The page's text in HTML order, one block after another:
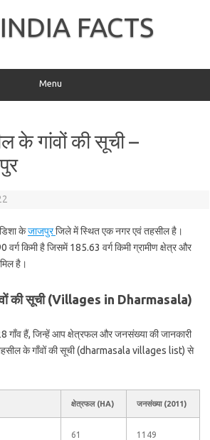
FACTS
Menu
के गांवों की सूची –
केजाजपुरजिले में स्थित एक नगर एवं तहसील है।
किमी है जिसमें 185.63 वर्ग किमी ग्रामीण क्षेत्र और
है।
की सूची (Villages in Dharmasala)
गाँव हैं, जिन्हें आप क्षेत्रफल और जनसंख्या की जानकारी
के गाँवों की सूची (dharmasala villages list) से
क्षेत्रफल (HA) जनसंख्या (2011)
61 1149